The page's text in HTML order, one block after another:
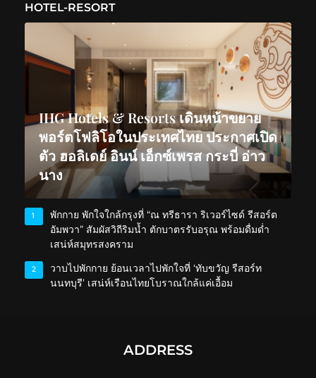
HOTEL-RESORT
IHG Hotels & Resorts เดินหน้าขยาย
พอร์ตโฟลิโอในประเทศไทย ประกาศเปิด
ตัว ฮอลิเดย์ อินน์ เอ็กซ์เพรส กระบี่ อ่าว
นาง
1
พักกาย พักใจใกล้กรุงที่ “ณ ทรีธารา ริเวอร์ไซด์ รีสอร์ต
อัมพวา” สัมผัสวิถีริมน้ำ ตักบาตรรับอรุณ พร้อมดื่มด่ำ
เสน่ห์สมุทรสงคราม
2
วาบไปพักกาย ย้อนเวลาไปพักใจที่ ‘ทับขวัญ รีสอร์ท
นนทบุรี’ เสน่ห์เรือนไทยโบราณใกล้แค่เอื้อม
ADDRESS